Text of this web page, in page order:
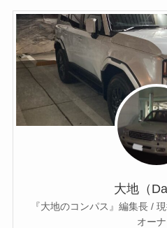
大地（
『大地のコンパス』編集長 /
オー